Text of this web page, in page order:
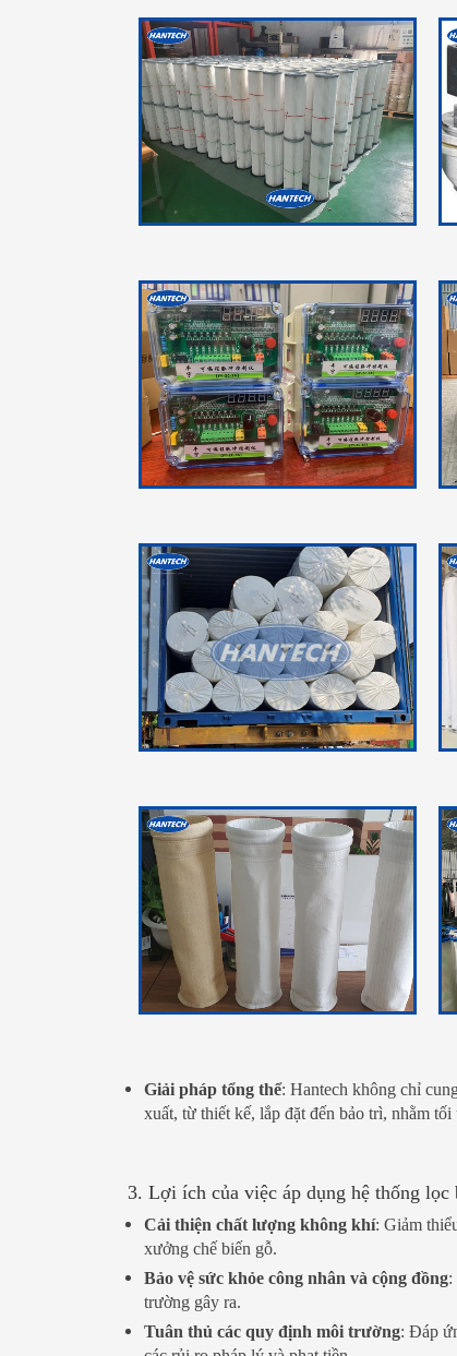
Giải pháp tổng thể: Hantech không chỉ
xuất, từ thiết kế, lắp đặt đến bảo trì, nhằm
3. Lợi ích của việc áp dụng hệ thống lọc
Cải thiện chất lượng không khí: Giảm
xưởng chế biến gỗ.
Bảo vệ sức khỏe công nhân và cộng đồng:
trường gây ra.
Tuân thủ các quy định môi trường: Đáp